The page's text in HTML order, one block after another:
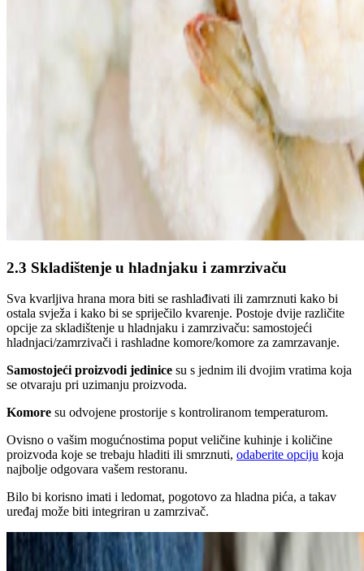
2.3 Skladištenje u hladnjaku i zamrzivaču
Sva kvarljiva hrana mora biti se rashlađivati ili zamrznuti kako bi
ostala svježa i kako bi se spriječilo kvarenje. Postoje dvije različite
opcije za skladištenje u hladnjaku i zamrzivaču: samostojeći
hladnjaci/zamrzivači i rashladne komore/komore za zamrzavanje.
Samostojeći proizvodi jedinice su s jednim ili dvojim vratima koja
se otvaraju pri uzimanju proizvoda.
Komore su odvojene prostorije s kontroliranom temperaturom.
Ovisno o vašim mogućnostima poput veličine kuhinje i količine
proizvoda koje se trebaju hladiti ili smrznuti, odaberite opciju koja
najbolje odgovara vašem restoranu.
Bilo bi korisno imati i ledomat, pogotovo za hladna pića, a takav
uređaj može biti integriran u zamrzivač.